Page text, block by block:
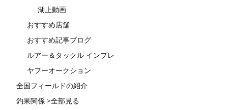
湖上動画
おすすめ店舗
おすすめ記事ブログ
ルアー＆タックル インプレ
ヤフーオークション
全国フィールドの紹介
釣果関係 >全部見る